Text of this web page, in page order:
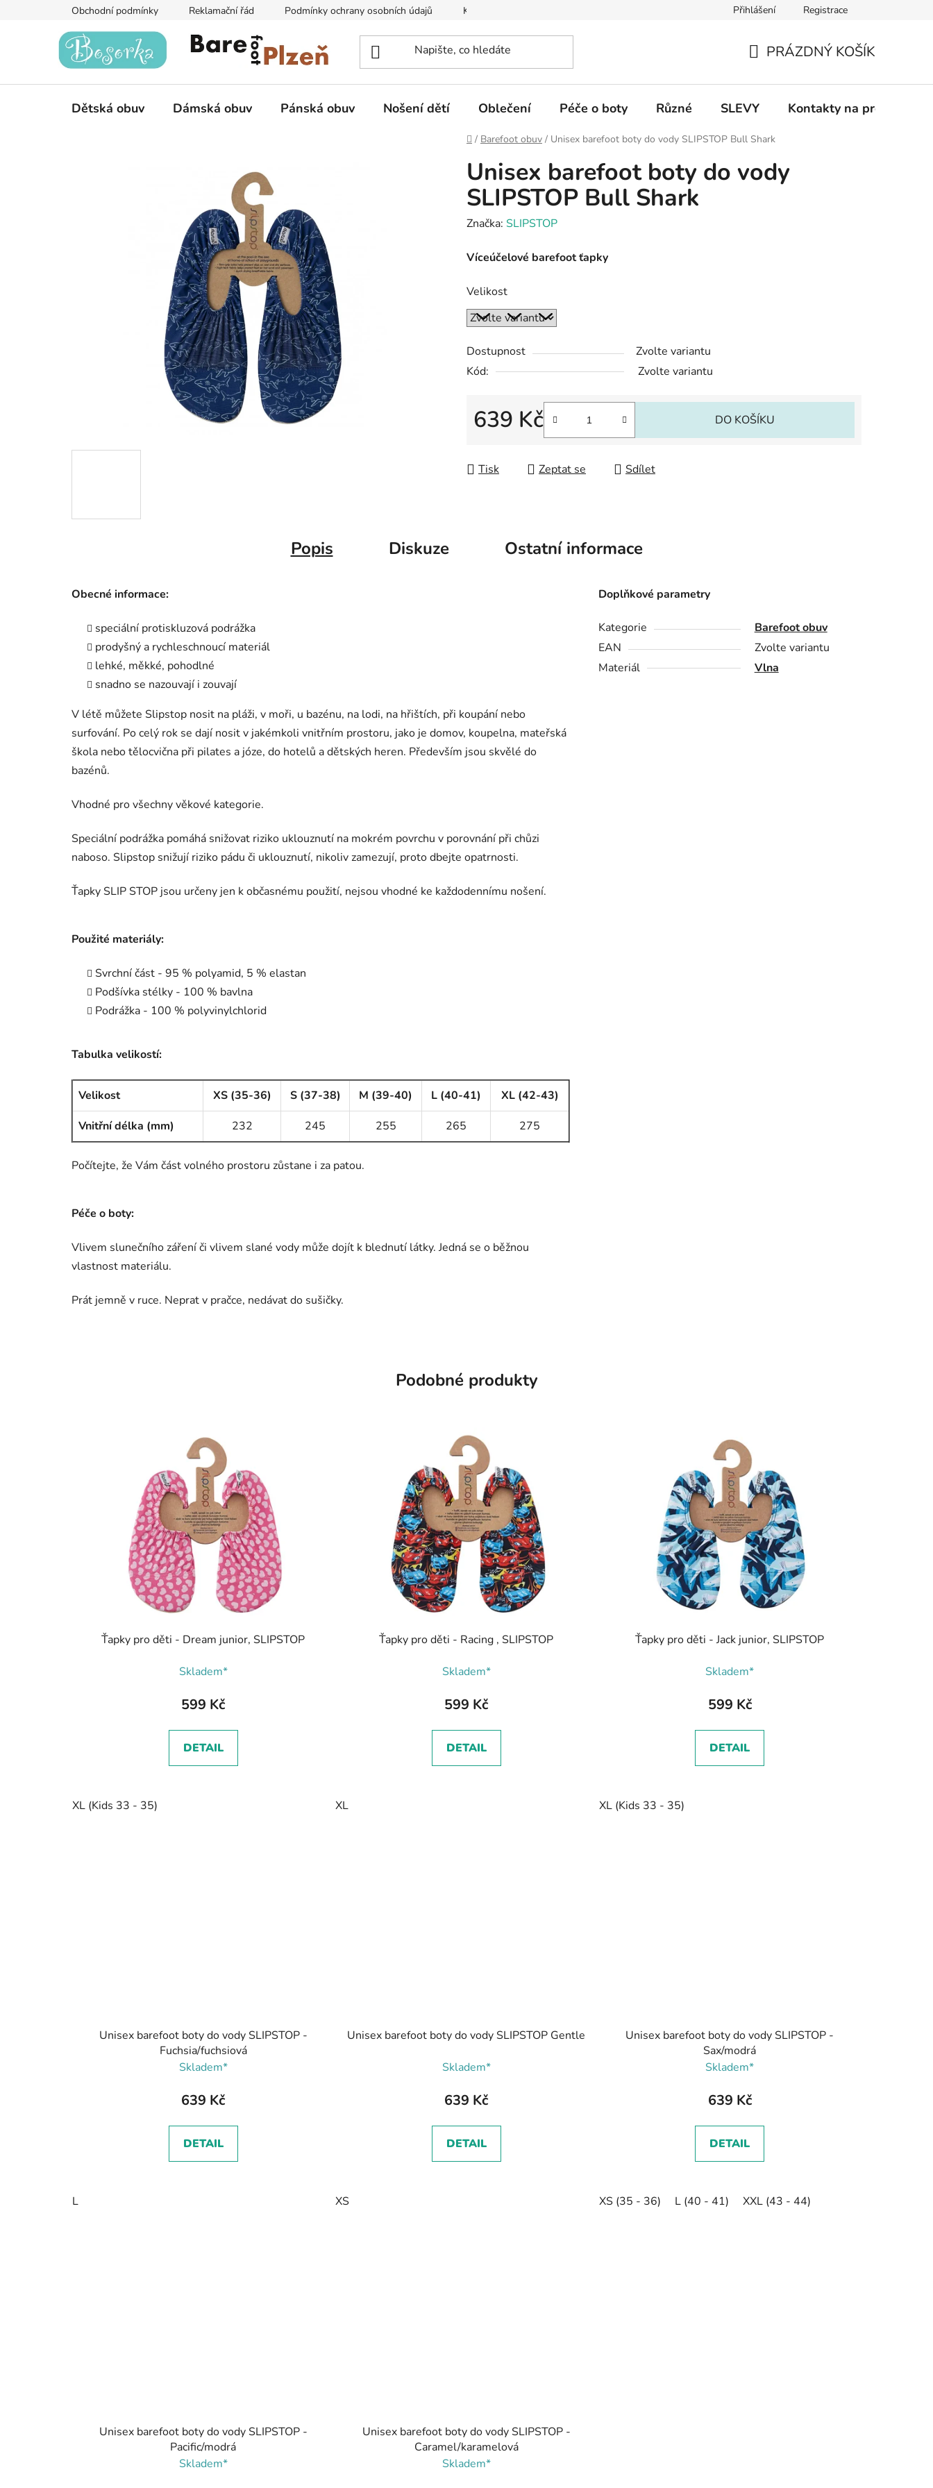
Obchodní podmínky Reklamační řád Podmínky ochrany osobních údajů Kontakty na prodejny Informace k on-line platbám Odstoupení od
Přihlášení Registrace
KOŠÍK
PRÁZDNÝ KOŠÍK
Dětská obuv Dámská obuv Pánská obuv Nošení dětí Oblečení Péče o boty Různé SLEVY Kontakty na prodejny
Domů
/ Barefoot obuv / Unisex barefoot boty do vody SLIPSTOP Bull Shark
Unisex barefoot boty do vody
SLIPSTOP Bull Shark
Značka: SLIPSTOP
Víceúčelové barefoot ťapky
Velikost
Dostupnost
Zvolte variantu
Kód:
Zvolte variantu
639 Kč DO KOŠÍKU
Tisk Zeptat se Sdílet
Popis Diskuze Ostatní informace
Obecné informace:
speciální protiskluzová podrážka
prodyšný a rychleschnoucí materiál
lehké, měkké, pohodlné
snadno se nazouvají i zouvají
V létě můžete Slipstop nosit na pláži, v moři, u bazénu, na lodi, na hřištích, při koupání nebo
surfování. Po celý rok se dají nosit v jakémkoli vnitřním prostoru, jako je domov, koupelna, mateřská
škola nebo tělocvična při pilates a józe, do hotelů a dětských heren. Především jsou skvělé do
bazénů.
Vhodné pro všechny věkové kategorie.
Speciální podrážka pomáhá snižovat riziko uklouznutí na mokrém povrchu v porovnání při chůzi
naboso. Slipstop snižují riziko pádu či uklouznutí, nikoliv zamezují, proto dbejte opatrnosti.
Ťapky SLIP STOP jsou určeny jen k občasnému použití, nejsou vhodné ke každodennímu nošení.
Použité materiály:
Svrchní část - 95 % polyamid, 5 % elastan
Podšívka stélky - 100 % bavlna
Podrážka - 100 % polyvinylchlorid
Tabulka velikostí:
Velikost XS (35-36) S (37-38) M (39-40) L (40-41)
XL (42-43)
Vnitřní délka (mm)
232 245 255 265 275
Počítejte, že Vám část volného prostoru zůstane i za patou.
Péče o boty:
Vlivem slunečního záření či vlivem slané vody může dojít k blednutí látky. Jedná se o běžnou
vlastnost materiálu.
Prát jemně v ruce. Neprat v pračce, nedávat do sušičky.
Doplňkové parametry
Kategorie
Barefoot obuv
EAN
Zvolte variantu
Materiál
Vlna
Podobné produkty
Ťapky pro děti - Dream junior, SLIPSTOP
Skladem*
599 Kč
DETAIL
XL (Kids 33 - 35)
Ťapky pro děti - Racing , SLIPSTOP
Skladem*
599 Kč
DETAIL
XL
Ťapky pro děti - Jack junior, SLIPSTOP
Skladem*
599 Kč
DETAIL
XL (Kids 33 - 35)
Unisex barefoot boty do vody SLIPSTOP -
Fuchsia/fuchsiová
Skladem*
639 Kč
DETAIL
L
Unisex barefoot boty do vody SLIPSTOP Gentle
Skladem*
639 Kč
DETAIL
XS
Unisex barefoot boty do vody SLIPSTOP -
Sax/modrá
Skladem*
639 Kč
DETAIL
XS (35 - 36) L (40 - 41) XXL (43 - 44)
Unisex barefoot boty do vody SLIPSTOP -
Pacific/modrá
Skladem*
Unisex barefoot boty do vody SLIPSTOP -
Caramel/karamelová
Skladem*